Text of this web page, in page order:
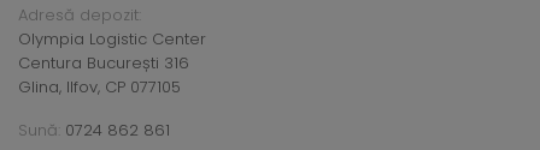
Adresă depozit:
Olympia Logistic Center
Centura București 316
Glina, Ilfov, CP 077105
Sună: 0724 862 861